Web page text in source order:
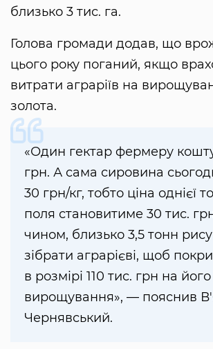
близько 3 тис. га.
Голова громади додав, що
цього року поганий, якщо
витрати аграріїв на
золота.
«Один гектар фермеру
грн. А сама сировина
30 грн/кг, тобто ціна однієї
поля становитиме 30 тис.
чином, близько 3,5 тонн
зібрати аграрієві, щоб
в розмірі 110 тис. грн на його
вирощування», — пояснив
Чернявський.